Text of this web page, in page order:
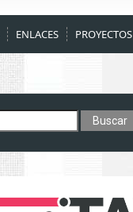
ENLACES PROYECTOS